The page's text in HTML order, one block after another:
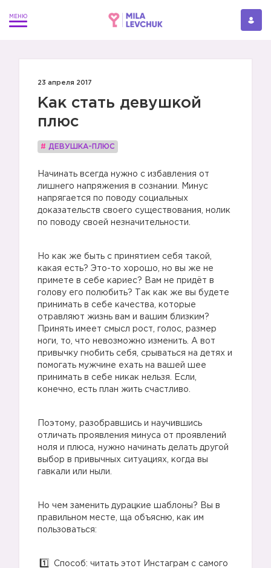
23 апреля 2017
Как стать девушкой
плюс
# ДЕВУШКА-ПЛЮС
Начинать всегда нужно с избавления от
лишнего напряжения в сознании. Минус
напрягается по поводу социальных
доказательств своего существования, нолик
по поводу своей незначительности.
Но как же быть с принятием себя такой,
какая есть? Это-то хорошо, но вы же не
примете в себе кариес? Вам не придёт в
голову его полюбить? Так как же вы будете
принимать в себе качества, которые
отравляют жизнь вам и вашим близким?
Принять имеет смысл рост, голос, размер
ноги, то, что невозможно изменить. А вот
привычку гнобить себя, срываться на детях и
помогать мужчине ехать на вашей шее
принимать в себе никак нельзя. Если,
конечно, есть план жить счастливо.
Поэтому, разобравшись и научившись
отличать проявления минуса от проявлений
ноля и плюса, нужно начинать делать другой
выбор в привычных ситуациях, когда вы
гавкали или ныли.
Но чем заменить дурацкие шаблоны? Вы в
правильном месте, ща объясню, как им
пользоваться:
Способ: читать этот Инстаграм с самого